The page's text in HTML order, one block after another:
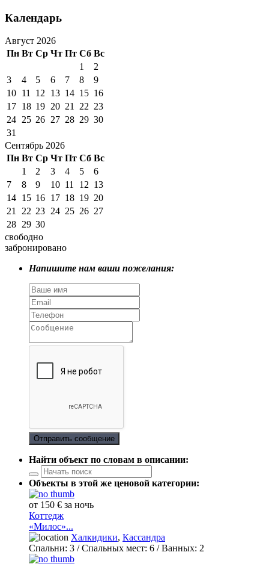
Календарь
Август 2026
Пн Вт Ср Чт Пт Сб Вс
1
2
3
4 5 6 7 8
9
10 11 12 13 14 15 16
17 18 19 20 21 22 23
24 25 26 27 28 29 30
31
Сентябрь 2026
Пн Вт Ср Чт Пт Сб Вс
1
2 3 4 5
6
7
8 9 10 11 12 13
14 15 16 17 18 19 20
21
22 23 24 25 26 27
28 29 30
свободно
забронировано
Напишите нам ваши пожелания:
Отправить сообщение
Найти объект по словам в описании:
Объекты в этой же ценовой категории:
от 150 € за ночь
Коттедж
«Милос»...
Халкидики, Кассандра
Спальни: 3 / Спальных мест: 6 /Ванных: 2